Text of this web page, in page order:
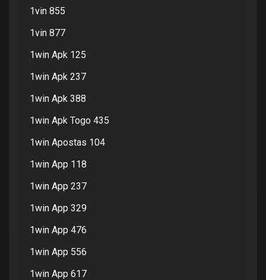
1vin 855
1vin 877
1win Apk 125
1win Apk 237
1win Apk 388
1win Apk Togo 435
1win Apostas 104
1win App 118
1win App 237
1win App 329
1win App 476
1win App 556
1win App 617